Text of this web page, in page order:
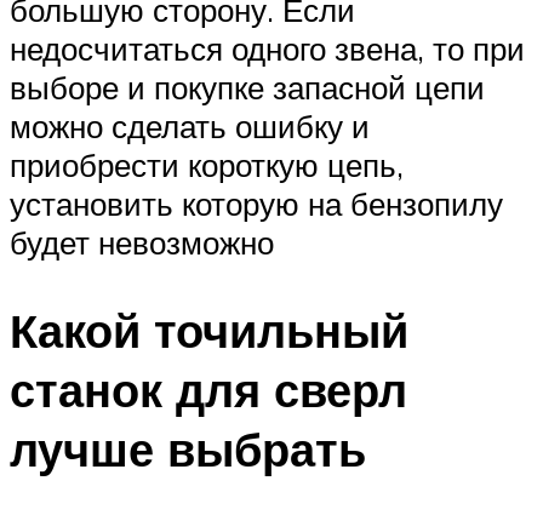
большую сторону. Если
недосчитаться одного звена, то при
выборе и покупке запасной цепи
можно сделать ошибку и
приобрести короткую цепь,
установить которую на бензопилу
будет невозможно
Какой точильный
станок для сверл
лучше выбрать